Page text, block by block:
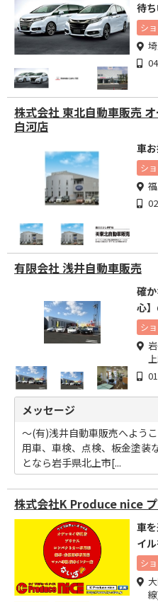
待
シ
株式会社 東北自動車販売
白河店
車
シ
有限会社 浅井自動車販売
確
心
シ
メッセージ
～(有)浅井自動車販売へよう
用車、車検、点検、
となら岩手県北上市[...
株式会社K Produce nice
車
イル
シ